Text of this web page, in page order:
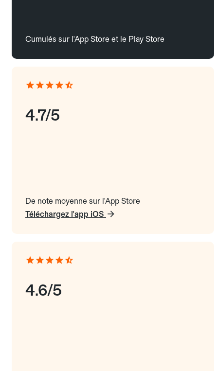
Cumulés sur l'App Store et le Play Store
4.7/5
De note moyenne sur l'App Store
Téléchargez l'app iOS
4.6/5